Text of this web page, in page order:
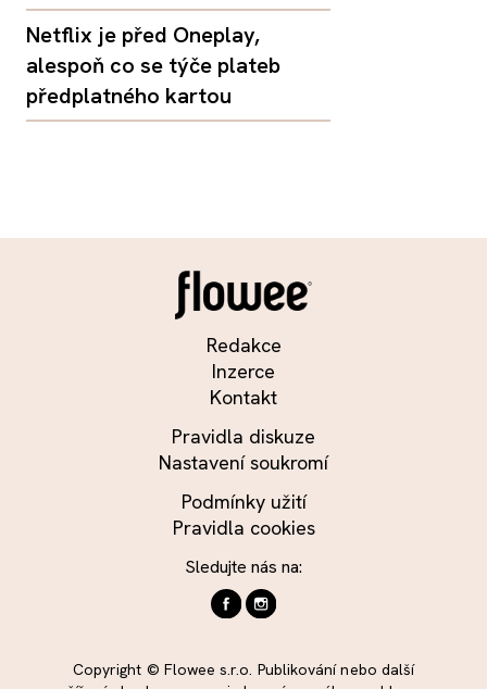
Netflix je před Oneplay,
alespoň co se týče plateb
předplatného kartou
Redakce
Inzerce
Kontakt
Pravidla diskuze
Nastavení soukromí
Podmínky užití
Pravidla cookies
Sledujte nás na:
Copyright © Flowee s.r.o. Publikování nebo další